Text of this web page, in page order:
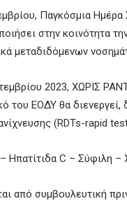
Παγκόσμια Ημέρα
στην κοινότητα
μεταδιδόμενων
2023, ΧΩΡΙΣ
του ΕΟΔΥ θα
(RDTs-rapid
Ηπατίτιδα C – Σύφιλη –
από συμβουλευτική